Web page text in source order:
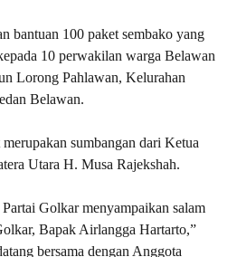
bantuan 100 paket sembako yang
10 perwakilan warga Belawan
Lorong Pahlawan, Kelurahan
Belawan.
sumbangan dari Ketua
Utara H. Musa Rajekshah.
Golkar menyampaikan salam
Bapak Airlangga Hartarto,”
bersama dengan Anggota